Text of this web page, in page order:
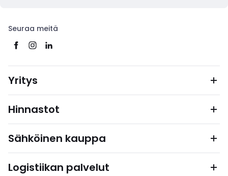
Seuraa meitä
Yritys
Hinnastot
Sähköinen kauppa
Logistiikan palvelut